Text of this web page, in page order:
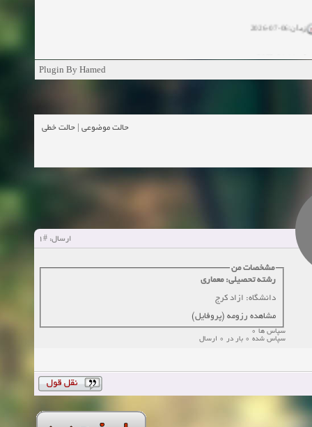
زمان:10-13-2024
زمان:10-11-2024
Plugin By Hamed
حالت موضوعی حالت خطی
ارسال: #1
مشخصات من
رشته تحصیلی: معماری
دانشگاه: ازاد کرج
مشاهده رزومه (پروفایل)
سپاس ها 0
سپاس شده 0 بار در 0 ارسال